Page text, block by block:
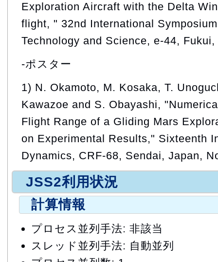
Exploration Aircraft with the Delta
flight, " 32nd International
Technology and Science, e-44,
-ポスター
1) N. Okamoto, M. Kosaka, T.
Kawazoe and S. Obayashi,
Flight Range of a Gliding Mars
on Experimental Results," Sixteenth
Dynamics, CRF-68, Sendai, Japan,
JSS2利用状況
計算情報
プロセス並列手法: 非該当
スレッド並列手法: 自動並列